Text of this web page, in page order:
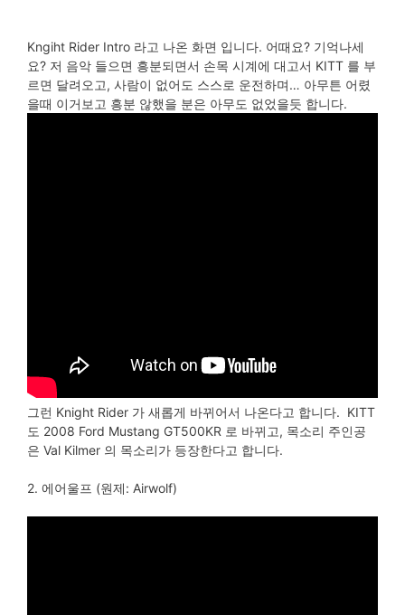
Kngiht Rider Intro 라고 나온 화면 입니다. 어때요? 기억나세
요? 저 음악 들으면 흥분되면서 손목 시계에 대고서 KITT 를 부
르면 달려오고, 사람이 없어도 스스로 운전하며… 아무튼 어렸
을때 이거보고 흥분 않했을 분은 아무도 없었을듯 합니다.
그런 Knight Rider 가 새롭게 바뀌어서 나온다고 합니다. KITT
도 2008 Ford Mustang GT500KR 로 바뀌고, 목소리 주인공
은 Val Kilmer 의 목소리가 등장한다고 합니다.
2. 에어울프 (원제: Airwolf)